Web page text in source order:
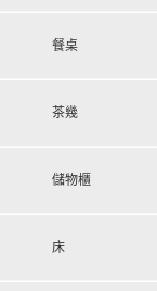
餐桌
茶幾
儲物櫃
床